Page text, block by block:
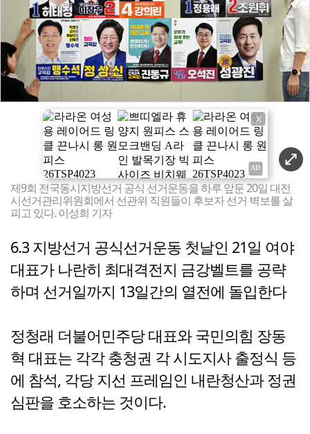
X
제9회 전국동시지방선거 공식 선거운동을 하루 앞둔 20일 대전
시선거관리위원회에서 선관위 직원들이 후보자 선거 벽보를 살
피고 있다. 이성희 기자
6.3 지방선거 공식선거운동 첫날인 21일 여야
대표가 나란히 최대격전지 금강벨트를 공략
하며 선거일까지 13일간의 열전에 돌입한다
정청래 더불어민주당 대표와 국민의힘 장동
혁 대표는 각각 충청권 각 시도지사 출정식 등
에 참석, 각당 지선 프레임인 내란청산과 정권
심판을 호소하는 것이다.